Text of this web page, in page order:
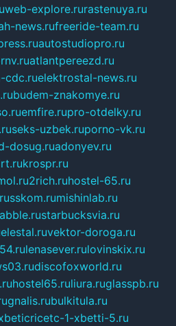
web-explore.rurastenuya.ru
news.rufreeride-team.ru
autostudiopro.ru
atlantpereezd.ru
cdc.ruelektrostal-news.ru
budem-znakomye.ru
emfire.rupro-otdelky.ru
seks-uzbek.ruporno-vk.ru
dosug.ruadonyev.ru
krospr.ru
2rich.ruhostel-65.ru
mishinlab.ru
starbucksvia.ru
elestal.ruvektor-doroga.ru
lenasever.rulovinskix.ru
discofoxworld.ru
hostel65.ruliura.ruglasspb.ru
gnalis.rubulkitula.ru
1-xbetti-5.ru